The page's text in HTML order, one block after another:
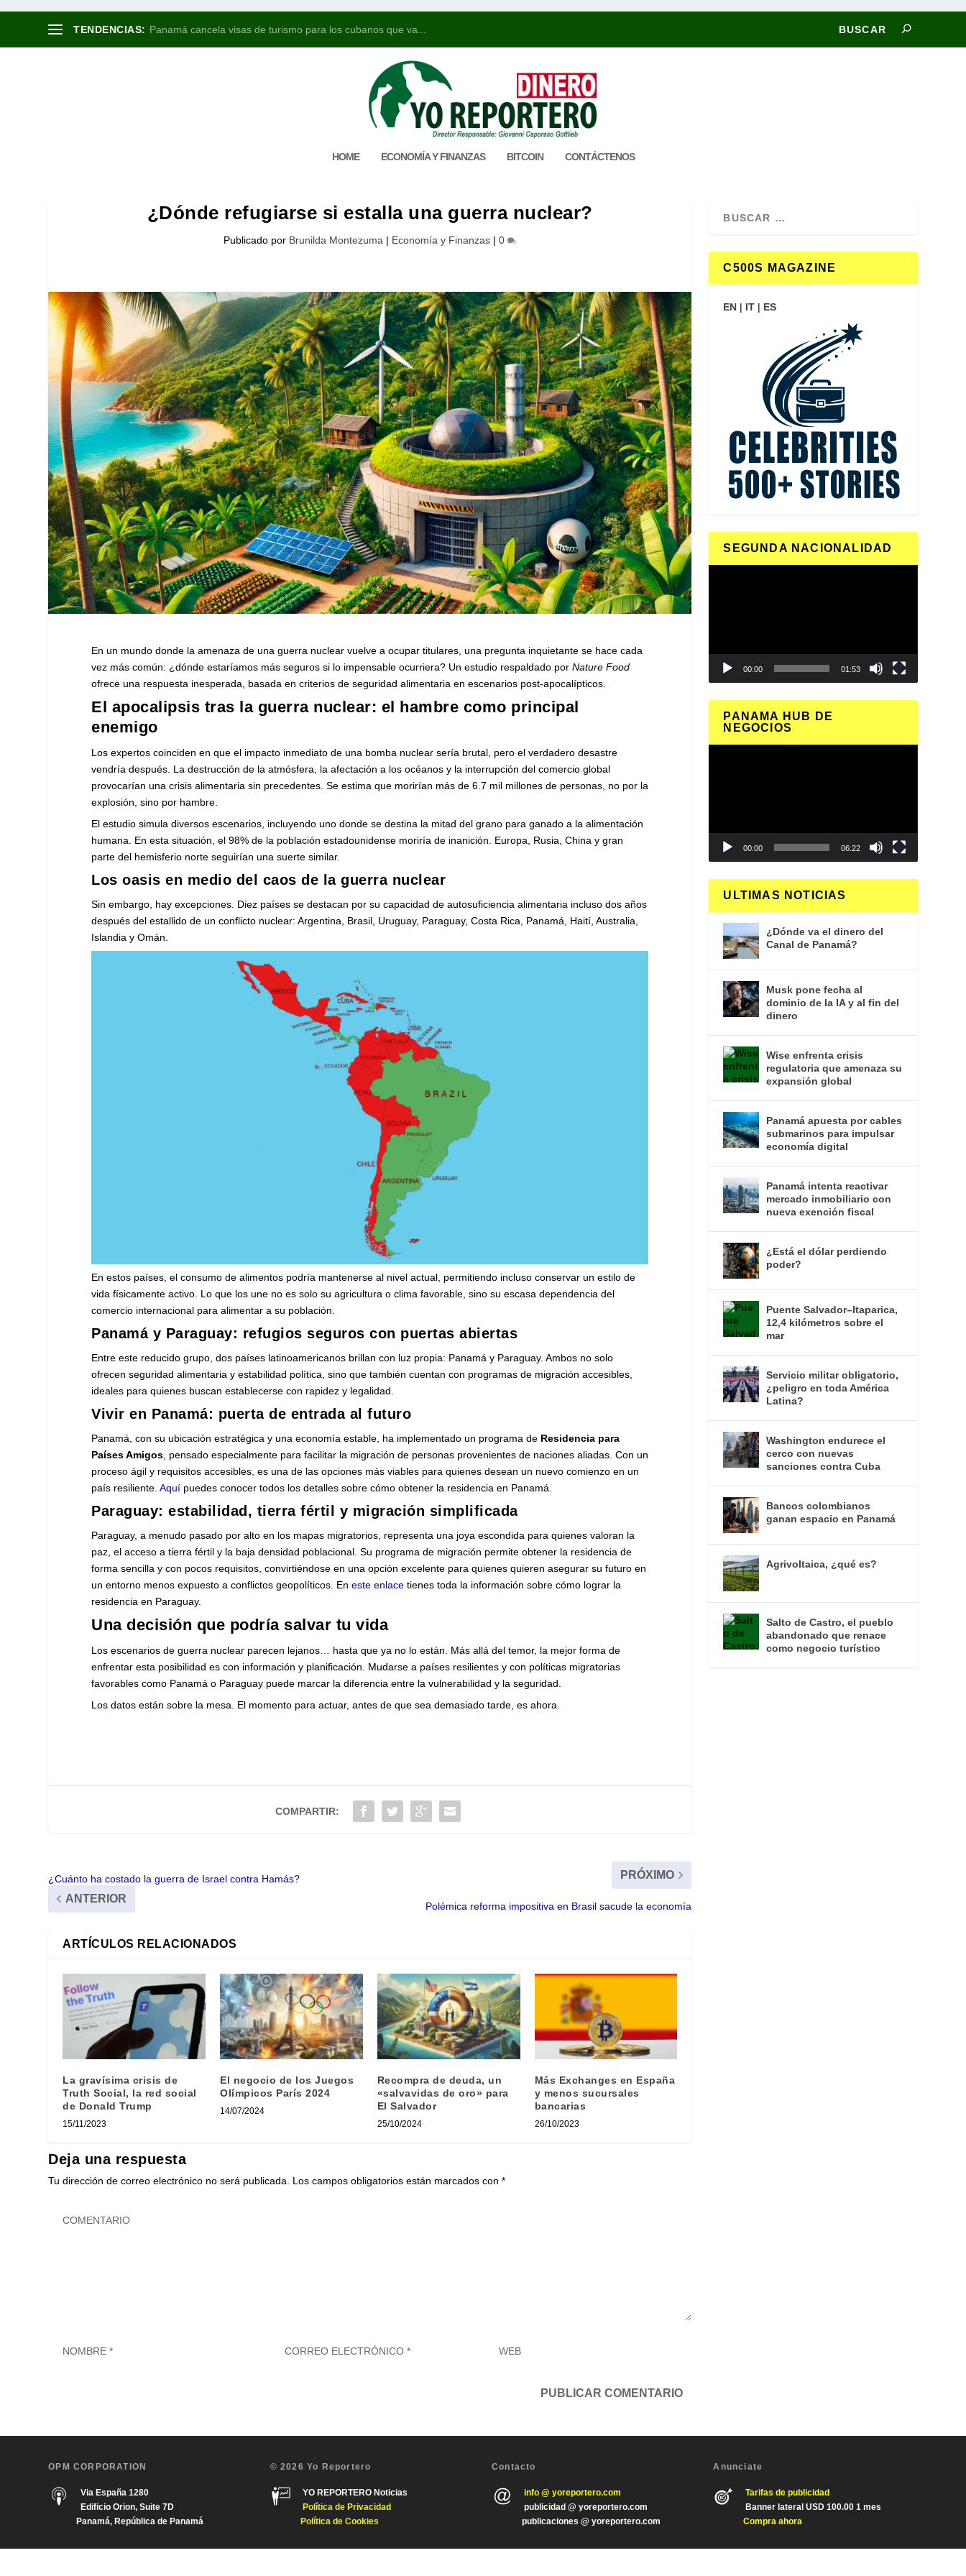
TENDENCIAS: La importancia de los backlinks para tu posicionamiento...
HOME ECONOMÍA Y FINANZAS BITCOIN CONTÁCTENOS
¿Dónde refugiarse si estalla una guerra nuclear?
Publicado por Brunilda Montezuma | Economía y Finanzas |0
En un mundo donde la amenaza de una guerra nuclear vuelve a ocupar titulares, una pregunta inquietante se hace cada
vez más común: ¿dónde estaríamos más seguros si lo impensable ocurriera? Un estudio respaldado porNature Food
ofrece una respuesta inesperada, basada en criterios de seguridad alimentaria en escenarios post-apocalípticos.
El apocalipsis tras la guerra nuclear: el hambre como principal
enemigo
Los expertos coinciden en que el impacto inmediato de una bomba nuclear sería brutal, pero el verdadero desastre
vendría después. La destrucción de la atmósfera, la afectación a los océanos y la interrupción del comercio global
provocarían una crisis alimentaria sin precedentes. Se estima que morirían más de 6.7 mil millones de personas, no por la
explosión, sino por hambre.
El estudio simula diversos escenarios, incluyendo uno donde se destina la mitad del grano para ganado a la alimentación
humana. En esta situación, el 98% de la población estadounidense moriría de inanición. Europa, Rusia, China y gran
parte del hemisferio norte seguirían una suerte similar.
Los oasis en medio del caos de la guerra nuclear
Sin embargo, hay excepciones. Diez países se destacan por su capacidad de autosuficiencia alimentaria incluso dos años
después del estallido de un conflicto nuclear: Argentina, Brasil, Uruguay, Paraguay, Costa Rica, Panamá, Haití, Australia,
Islandia y Omán.
En estos países, el consumo de alimentos podría mantenerse al nivel actual, permitiendo incluso conservar un estilo de
vida físicamente activo. Lo que los une no es solo su agricultura o clima favorable, sino su escasa dependencia del
comercio internacional para alimentar a su población.
Panamá y Paraguay: refugios seguros con puertas abiertas
Entre este reducido grupo, dos países latinoamericanos brillan con luz propia: Panamá y Paraguay. Ambos no solo
ofrecen seguridad alimentaria y estabilidad política, sino que también cuentan con programas de migración accesibles,
ideales para quienes buscan establecerse con rapidez y legalidad.
Vivir en Panamá: puerta de entrada al futuro
Panamá, con su ubicación estratégica y una economía estable, ha implementado un programa de Residencia para
Países Amigos , pensado especialmente para facilitar la migración de personas provenientes de naciones aliadas. Con un
proceso ágil y requisitos accesibles, es una de las opciones más viables para quienes desean un nuevo comienzo en un
país resiliente.Aquí puedes conocer todos los detalles sobre cómo obtener la residencia en Panamá.
Paraguay: estabilidad, tierra fértil y migración simplificada
Paraguay, a menudo pasado por alto en los mapas migratorios, representa una joya escondida para quienes valoran la
paz, el acceso a tierra fértil y la baja densidad poblacional. Su programa de migración permite obtener la residencia de
forma sencilla y con pocos requisitos, convirtiéndose en una opción excelente para quienes quieren asegurar su futuro en
un entorno menos expuesto a conflictos geopolíticos. Eneste enlace tienes toda la información sobre cómo lograr la
residencia en Paraguay.
Una decisión que podría salvar tu vida
Los escenarios de guerra nuclear parecen lejanos… hasta que ya no lo están. Más allá del temor, la mejor forma de
enfrentar esta posibilidad es con información y planificación. Mudarse a países resilientes y con políticas migratorias
favorables como Panamá o Paraguay puede marcar la diferencia entre la vulnerabilidad y la seguridad.
Los datos están sobre la mesa. El momento para actuar, antes de que sea demasiado tarde, es ahora.
COMPARTIR:
¿Cuánto ha costado la guerra de Israel contra Hamás?
ANTERIOR
PRÓXIMO
Polémica reforma impositiva en Brasil sacude la economía
ARTÍCULOS RELACIONADOS
La gravísima crisis de
Truth Social, la red social
de Donald Trump
15/11/2023
El negocio de los Juegos
Olímpicos París 2024
14/07/2024
Recompra de deuda, un
«salvavidas de oro» para
El Salvador
25/10/2024
Más Exchanges en España
y menos sucursales
bancarias
26/10/2023
Deja una respuesta
Tu dirección de correo electrónico no será publicada. Los campos obligatorios están marcados con*
C500S MAGAZINE
EN | IT | ES
SEGUNDA NACIONALIDAD
00:00 01:53
PANAMA HUB DE
NEGOCIOS
00:00 06:22
ULTIMAS NOTICIAS
¿Dónde va el dinero del
Canal de Panamá?
Musk pone fecha al
dominio de la IA y al fin del
dinero
Wise enfrenta crisis
regulatoria que amenaza su
expansión global
Panamá apuesta por cables
submarinos para impulsar
economía digital
Panamá intenta reactivar
mercado inmobiliario con
nueva exención fiscal
¿Está el dólar perdiendo
poder?
Puente Salvador–Itaparica,
12,4 kilómetros sobre el
mar
Servicio militar obligatorio,
¿peligro en toda América
Latina?
Washington endurece el
cerco con nuevas
sanciones contra Cuba
Bancos colombianos
ganan espacio en Panamá
Agrivoltaica, ¿qué es?
Salto de Castro, el pueblo
abandonado que renace
como negocio turístico
OPM CORPORATION
Via España 1280
Edificio Orion, Suite 7D
Panamá, República de Panamá
© 2026 Yo Reportero
YO REPORTERO Noticias
Política de Privacidad
Política de Cookies
Contacto
info @ yoreportero.com
publicidad @ yoreportero.com
publicaciones @ yoreportero.com
Anunciate
Tarifas de publicidad
Banner lateral USD 100.00 1 mes
Compra ahora